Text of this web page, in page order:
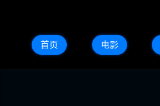
首页 电影